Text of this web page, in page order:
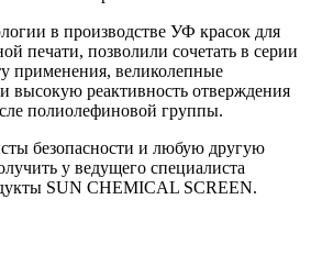
в производстве УФ красок для
печати, позволили сочетать в серии
применения, великолепные
высокую реактивность отверждения
полиолефиновой группы.
безопасности и любую другую
у ведущего специалиста
SUN CHEMICAL SCREEN.